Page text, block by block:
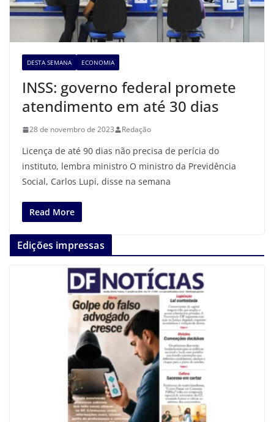
DESTA SEMANA ECONOMIA
INSS: governo federal promete
atendimento em até 30 dias
28 de novembro de 2023 Redação
Licença de até 90 dias não precisa de perícia do
instituto, lembra ministro O ministro da Previdência
Social, Carlos Lupi, disse na semana
Read More
Edições impressas